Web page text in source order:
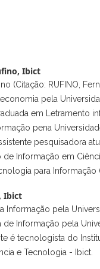
Ibict
(Citação: RUFINO,
pela
em Letramento
pena
pesquisadora
de Informação em
para Informação
Ibict
Informação pela
de Informação pela
é tecnologista do
e Tecnologia - Ibict.